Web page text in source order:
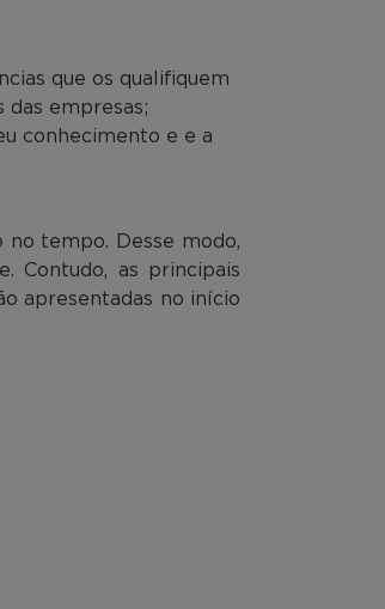
que os qualifiquem
empresas;
conhecimento e e a
tempo. Desse modo,
Contudo, as principais
apresentadas no início